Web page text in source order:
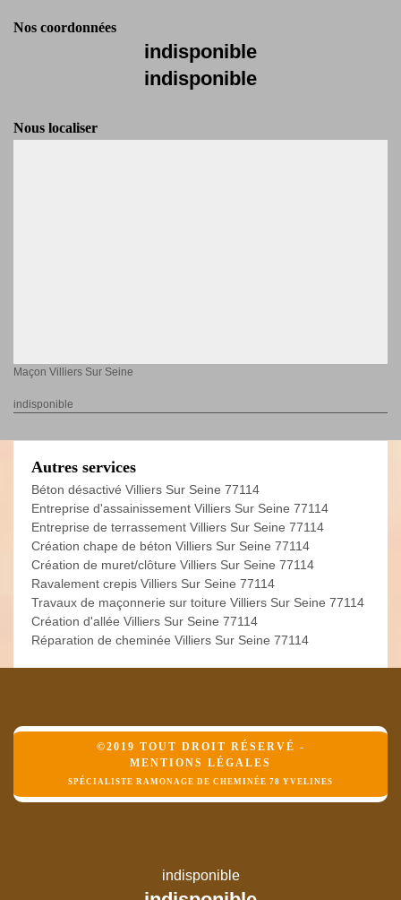
Nos coordonnées
indisponible
indisponible
Nous localiser
Maçon Villiers Sur Seine
indisponible
Autres services
Béton désactivé Villiers Sur Seine 77114
Entreprise d'assainissement Villiers Sur Seine 77114
Entreprise de terrassement Villiers Sur Seine 77114
Création chape de béton Villiers Sur Seine 77114
Création de muret/clôture Villiers Sur Seine 77114
Ravalement crepis Villiers Sur Seine 77114
Travaux de maçonnerie sur toiture Villiers Sur Seine 77114
Création d'allée Villiers Sur Seine 77114
Réparation de cheminée Villiers Sur Seine 77114
©2019 TOUT DROIT RÉSERVÉ -
MENTIONS LÉGALES
SPÉCIALISTE RAMONAGE DE CHEMINÉE 78 YVELINES
indisponible